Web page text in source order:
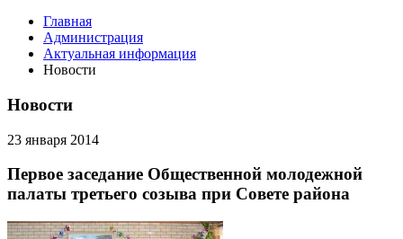
Главная
Администрация
Актуальная информация
Новости
Новости
23 января 2014
Первое заседание Общественной молодежной
палаты третьего созыва при Совете района